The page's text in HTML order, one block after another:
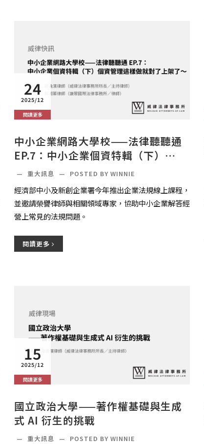
24
2025/12
閱讀更多
中小企業網路大學校——法律聽聽通
EP.7：中小企業個資特輯（下）——
個資管理這樣做就對了！上架了～
— 重大訊息 — POSTED BY WINNIE
經濟部中小及新創企業署今年推出企業法規線上課程，
並邀請榮譽律師與相關領域專家，協助中小企業解答經
營上常見的法規問題。
閱讀更多
15
2025/12
閱讀更多
國立政治大學——著作權基礎與生成
式 AI 衍生的挑戰
— 重大訊息 — POSTED BY WINNIE